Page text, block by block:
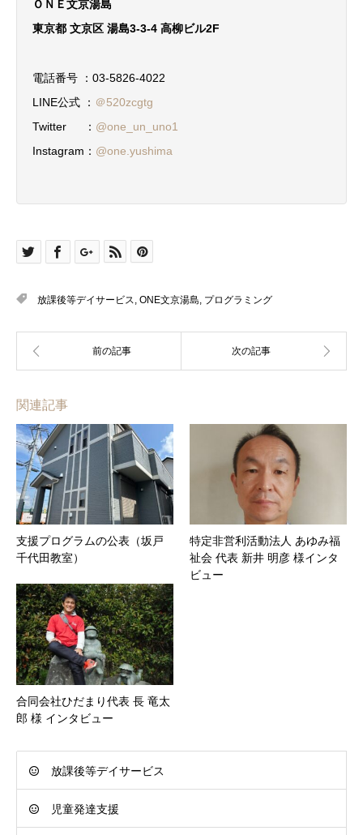
ＯＮＥ文京湯島
東京都 文京区 湯島3-3-4 高柳ビル2F
電話番号 ：03-5826-4022
LINE公式 ： ＠520zcgtg
Twitter ： @one_un_uno1
Instagram： @one.yushima
放課後等デイサービス ONE文京湯島 プログラミング
関連記事
支援プログラムの公表（坂戸
千代田教室）
特定非営利活動法人 あゆみ福
祉会 代表 新井 明彦 様インタ
ビュー
合同会社ひだまり代表 長 竜太
郎 様 インタビュー
放課後等デイサービス
児童発達支援